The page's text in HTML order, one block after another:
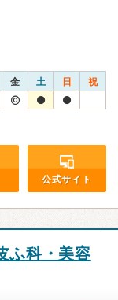
金 土 日 祝
公式サイト
ふ科・美容